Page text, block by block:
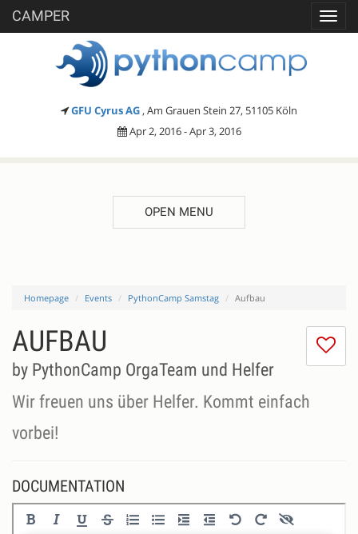
CAMPER
GFU Cyrus AG , Am Grauen Stein 27, 51105 Köln
Apr 2, 2016 - Apr 3, 2016
OPEN MENU
Homepage Events PythonCamp Samstag Aufbau
I
AUFBAU
by PythonCamp OrgaTeam und Helfer
Wir freuen uns über Helfer. Kommt einfach
vorbei!
DOCUMENTATION